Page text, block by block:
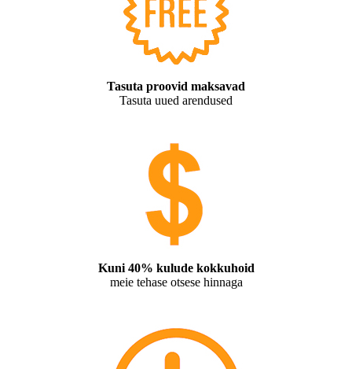
Tasuta proovid maksavad
Tasuta uued arendused
Kuni 40% kulude kokkuhoid
meie tehase otsese hinnaga